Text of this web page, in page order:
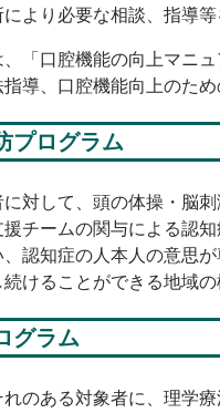
より必要な相談、指導等
「口腔機能の向上マニ
導、口腔機能向上のた
プログラム
対して、頭の体操・脳
チームの関与による認
認知症の人本人の意思
けることができる地域の
グラム
のある対象者に、理学